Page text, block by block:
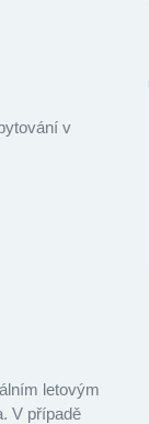
v
letovým
V případě